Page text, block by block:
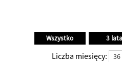
Liczba miesięcy: